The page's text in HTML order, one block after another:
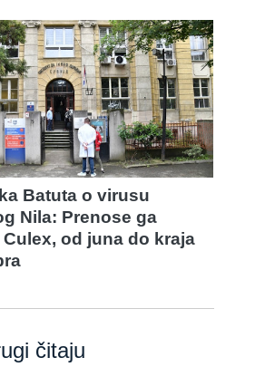
Batuta o virusu
Nila: Prenose ga
Culex, od juna do kraja
čitaju